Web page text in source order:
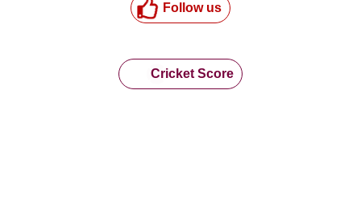
Follow us
Cricket Score